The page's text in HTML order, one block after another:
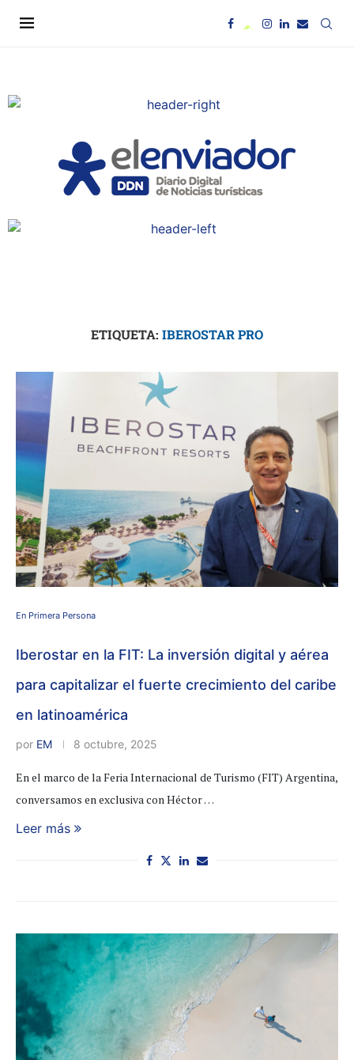
ETIQUETA: IBEROSTAR PRO
En Primera Persona
Iberostar en la FIT: La inversión digital y aérea
para capitalizar el fuerte crecimiento del caribe
en latinoamérica
por EM 8 octubre, 2025
En el marco de la Feria Internacional de Turismo (FIT) Argentina,
conversamos en exclusiva con Héctor …
Leer más